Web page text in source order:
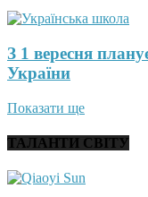
З 1 вересня
України
Показати ще
ТАЛАНТИ СВІТУ